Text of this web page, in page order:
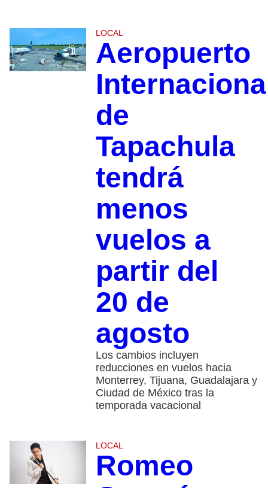
LOCAL
Aeropuerto
de
Tapachula
tendrá
menos
vuelos a
partir del
20 de
agosto
Los cambios incluyen
reducciones en vuelos hacia
Monterrey, Tijuana, Guadalajara y
Ciudad de México tras la
temporada vacacional
LOCAL
Romeo